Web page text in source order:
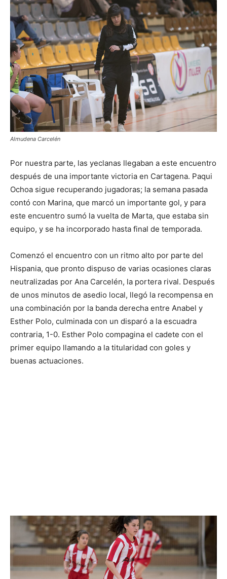
Almudena Carcelén
Por nuestra parte, las yeclanas llegaban a este encuentro
después de una importante victoria en Cartagena. Paqui
Ochoa sigue recuperando jugadoras; la semana pasada
contó con Marina, que marcó un importante gol, y para
este encuentro sumó la vuelta de Marta, que estaba sin
equipo, y se ha incorporado hasta final de temporada.
Comenzó el encuentro con un ritmo alto por parte del
Hispania, que pronto dispuso de varias ocasiones claras
neutralizadas por Ana Carcelén, la portera rival. Después
de unos minutos de asedio local, llegó la recompensa en
una combinación por la banda derecha entre Anabel y
Esther Polo, culminada con un disparó a la escuadra
contraria, 1-0. Esther Polo compagina el cadete con el
primer equipo llamando a la titularidad con goles y
buenas actuaciones.